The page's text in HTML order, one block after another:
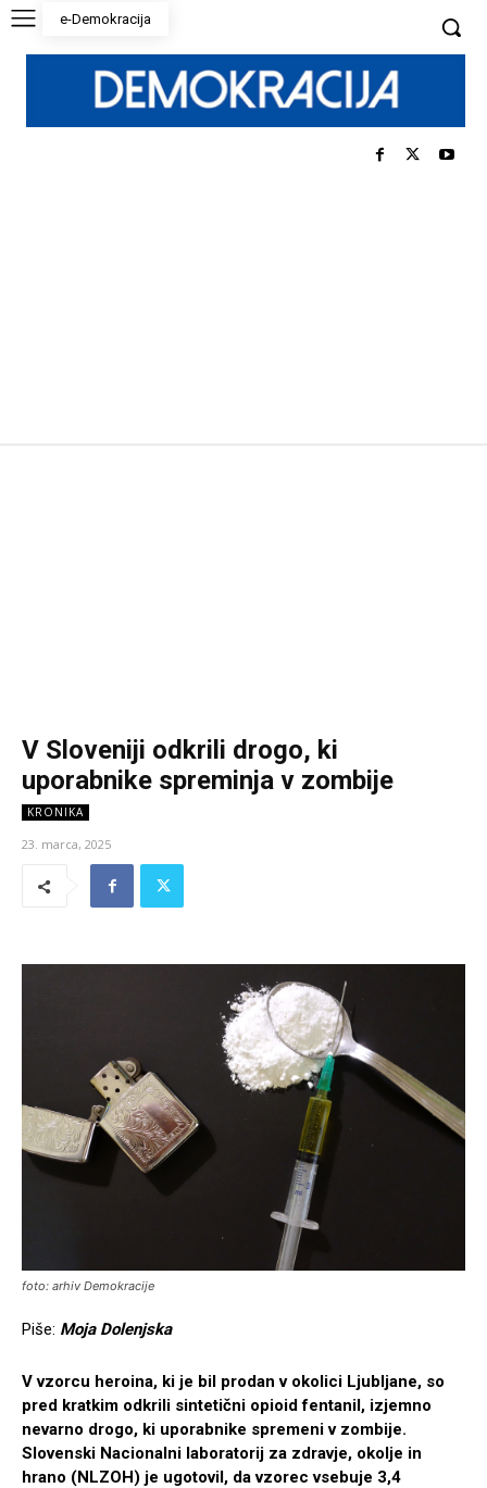
e-Demokracija
V Sloveniji odkrili drogo, ki
uporabnike spreminja v zombije
KRONIKA
23. marca, 2025
foto: arhiv Demokracije
Piše: Moja Dolenjska
V vzorcu heroina, ki je bil prodan v okolici Ljubljane, so
pred kratkim odkrili sintetični opioid fentanil, izjemno
nevarno drogo, ki uporabnike spremeni v zombije.
Slovenski Nacionalni laboratorij za zdravje, okolje in
hrano (NLZOH) je ugotovil, da vzorec vsebuje 3,4